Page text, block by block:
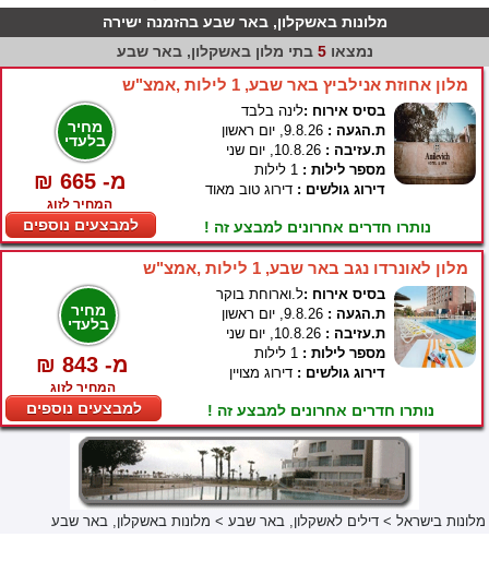
מלונות באשקלון, באר שבע בהזמנה ישירה
נמצאו5 בתי מלון באשקלון, באר שבע
מלון אחוזת אנילביץ באר שבע, 1 לילות ,אמצ"ש
מחיר
בלעדי
₪ 665 -מ
המחיר לזוג
למבצעים נוספים
בסיס אירוח :לינה בלבד
ת.הגעה :
ת.עזיבה :
מספר לילות :
דירוג גולשים : דירוג טוב מאוד
נותרו חדרים אחרונים למבצע זה !
מלון לאונרדו נגב באר שבע, 1 לילות ,אמצ"ש
מחיר
בלעדי
₪ 843 -מ
המחיר לזוג
למבצעים נוספים
בסיס אירוח :ל.וארוחת בוקר
ת.הגעה :
ת.עזיבה :
מספר לילות :
דירוג גולשים : דירוג מצויין
נותרו חדרים אחרונים למבצע זה !
מלונות בישראל > דילים לאשקלון, באר שבע > מלונות באשקלון, באר שבע